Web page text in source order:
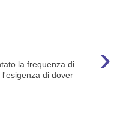
›
la frequenza di
di dover